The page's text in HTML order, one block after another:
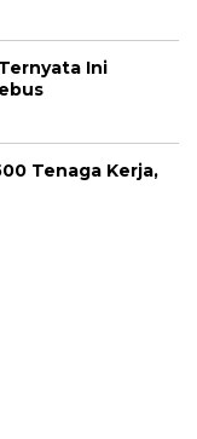
Ini
Tenaga Kerja,